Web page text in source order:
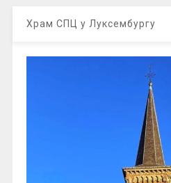
Храм СПЦ у Луксембургу